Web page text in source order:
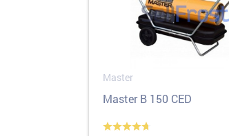
Master
Master B 150 CED